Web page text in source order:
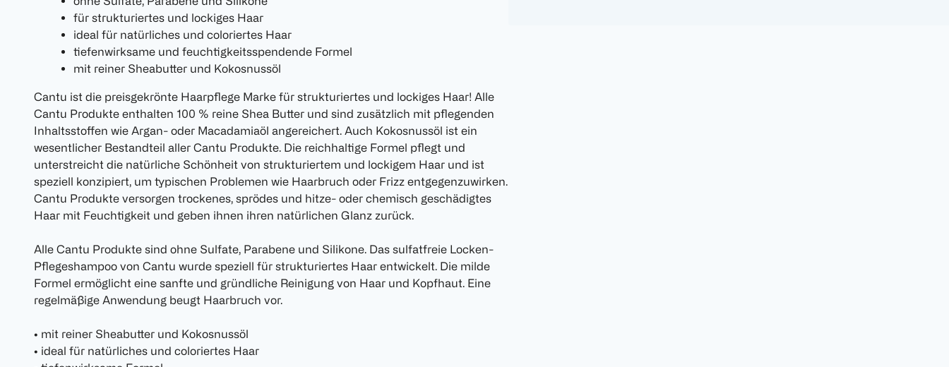
für strukturiertes und lockiges Haar
ideal für natürliches und coloriertes Haar
tiefenwirksame und feuchtigkeitsspendende Formel
mit reiner Sheabutter und Kokosnussöl
Cantu ist die preisgekrönte Haarpflege Marke für strukturiertes und lockiges Haar! Alle
Cantu Produkte enthalten 100 % reine Shea Butter und sind zusätzlich mit pflegenden
Inhaltsstoffen wie Argan- oder Macadamiaöl angereichert. Auch Kokosnussöl ist ein
wesentlicher Bestandteil aller Cantu Produkte. Die reichhaltige Formel pflegt und
unterstreicht die natürliche Schönheit von strukturiertem und lockigem Haar und ist
speziell konzipiert, um typischen Problemen wie Haarbruch oder Frizz entgegenzuwirken.
Cantu Produkte versorgen trockenes, sprödes und hitze- oder chemisch geschädigtes
Haar mit Feuchtigkeit und geben ihnen ihren natürlichen Glanz zurück.
Alle Cantu Produkte sind ohne Sulfate, Parabene und Silikone. Das sulfatfreie Locken-
Pflegeshampoo von Cantu wurde speziell für strukturiertes Haar entwickelt. Die milde
Formel ermöglicht eine sanfte und gründliche Reinigung von Haar und Kopfhaut. Eine
regelmäßige Anwendung beugt Haarbruch vor.
• mit reiner Sheabutter und Kokosnussöl
• ideal für natürliches und coloriertes Haar